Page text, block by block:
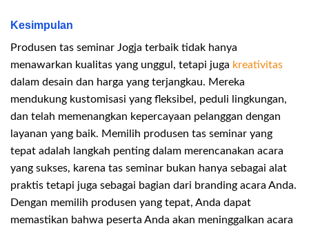
Kesimpulan
Produsen tas seminar Jogja terbaik tidak hanya
menawarkan kualitas yang unggul, tetapi juga kreativitas
dalam desain dan harga yang terjangkau. Mereka
mendukung kustomisasi yang fleksibel, peduli lingkungan,
dan telah memenangkan kepercayaan pelanggan dengan
layanan yang baik. Memilih produsen tas seminar yang
tepat adalah langkah penting dalam merencanakan acara
yang sukses, karena tas seminar bukan hanya sebagai alat
praktis tetapi juga sebagai bagian dari branding acara Anda.
Dengan memilih produsen yang tepat, Anda dapat
memastikan bahwa peserta Anda akan meninggalkan acara